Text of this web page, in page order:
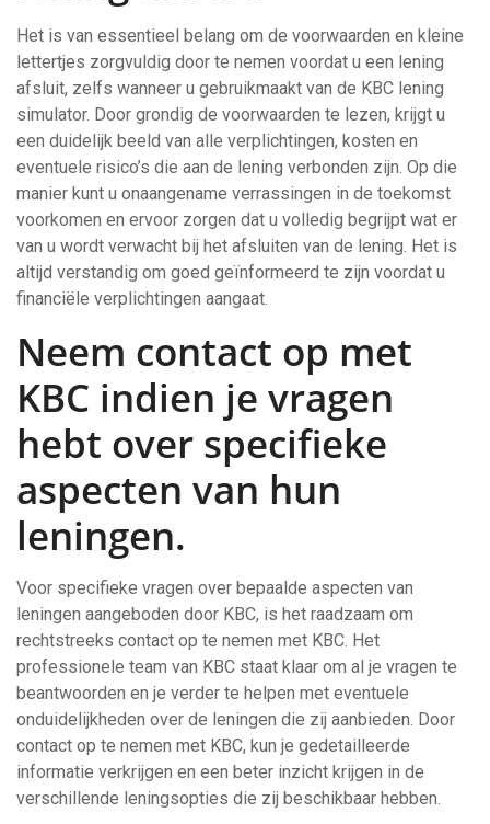
Het is van essentieel belang om de voorwaarden en kleine
lettertjes zorgvuldig door te nemen voordat u een lening
afsluit, zelfs wanneer u gebruikmaakt van de KBC lening
simulator. Door grondig de voorwaarden te lezen, krijgt u
een duidelijk beeld van alle verplichtingen, kosten en
eventuele risico’s die aan de lening verbonden zijn. Op die
manier kunt u onaangename verrassingen in de toekomst
voorkomen en ervoor zorgen dat u volledig begrijpt wat er
van u wordt verwacht bij het afsluiten van de lening. Het is
altijd verstandig om goed geïnformeerd te zijn voordat u
financiële verplichtingen aangaat.
Neem contact op met
KBC indien je vragen
hebt over specifieke
aspecten van hun
leningen.
Voor specifieke vragen over bepaalde aspecten van
leningen aangeboden door KBC, is het raadzaam om
rechtstreeks contact op te nemen met KBC. Het
professionele team van KBC staat klaar om al je vragen te
beantwoorden en je verder te helpen met eventuele
onduidelijkheden over de leningen die zij aanbieden. Door
contact op te nemen met KBC, kun je gedetailleerde
informatie verkrijgen en een beter inzicht krijgen in de
verschillende leningsopties die zij beschikbaar hebben.